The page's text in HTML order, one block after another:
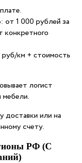
от 1 000 рублей за
конкретного
км + стоимость
логист
доставки или на
счету.
РФ (С